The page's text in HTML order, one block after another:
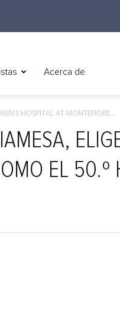
Acerca de
HOSPITAL AT MONTEFIORE...
EL 50.º